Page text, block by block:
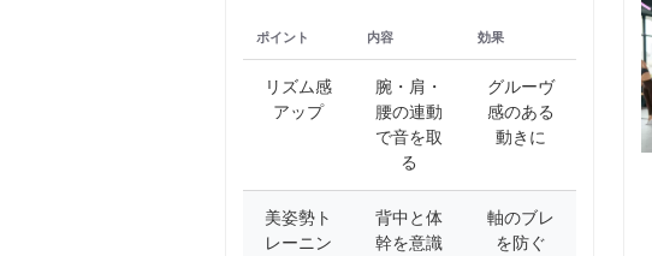
ポイント 内容 効果
リズム感
アップ
腕・肩・
腰の連動
で音を取
る
グルーヴ
感のある
動きに
美姿勢ト
レーニン
背中と体
幹を意識
軸のブレ
を防ぐ